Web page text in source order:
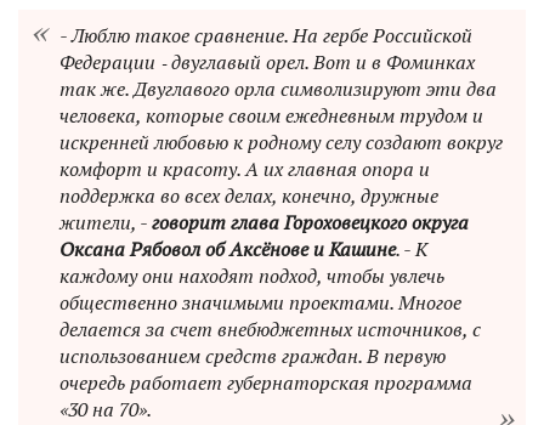
- Люблю такое сравнение. На гербе Российской
Федерации ‑ двуглавый орел. Вот и в Фоминках
так же. Двуглавого орла символизируют эти два
человека, которые своим ежедневным трудом и
искренней любовью к родному селу создают вокруг
комфорт и красоту. А их главная опора и
поддержка во всех делах, конечно, дружные
жители, -говорит глава Гороховецкого округа
Оксана Рябовол об Аксёнове и Кашине. - К
каждому они находят подход, чтобы увлечь
общественно значимыми проектами. Многое
делается за счет внебюджетных источников, с
использованием средств граждан. В первую
очередь работает губернаторская программа
«30 на 70».